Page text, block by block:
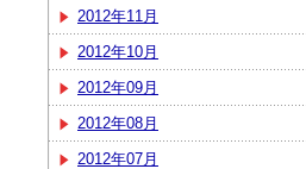
2012年11月
2012年10月
2012年09月
2012年08月
2012年07月